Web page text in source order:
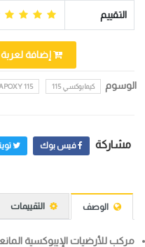
التقييم
إضافة
الوسوم كيمابوكسي 115 115
مشاركة فيس بوك
الوصف التقييمات
مركب للأرضيات الإيبوكسية